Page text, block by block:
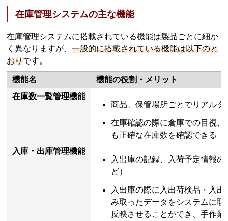
在庫管理システムの主な機能
在庫管理システムに搭載されている機能は製品ごとに細か
く異なりますが、一般的に搭載されている機能は以下のと
おりです。
機能名
機能の役割・メリット
在庫数一覧管理機能
商品、保管場所ごとでリアル
在庫確認の際に倉庫での目視
も正確な在庫数を確認できる
入庫・出庫管理機能
入出庫の記録、入荷予定情報
ど）
入出庫の際に入出荷検品・入
み取ったデータをシステムに
反映させることができ、手作